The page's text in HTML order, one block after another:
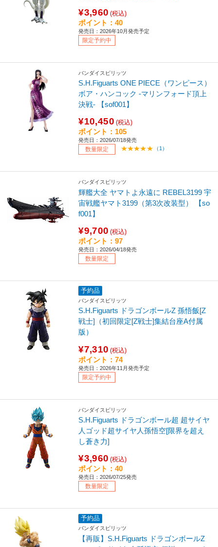
¥3,960 (税込)
ポイント：40
発売日：2026年10月発売予定
限定予約中
バンダイスピリッツ
S.H.Figuarts ONE PIECE（ワンピース）
ボア・ハンコック -マリンフォード頂上
決戦- 【sof001】
¥10,450 (税込)
ポイント：105
発売日：2026/07/18発売
数量限定 （1）
バンダイスピリッツ
輝艦大全 ヤマトよ永遠に REBEL3199 宇
宙戦艦ヤマト3199（第3次改装型） 【so
f001】
¥9,700 (税込)
ポイント：97
発売日：2026/04/18発売
数量限定
予約品
バンダイスピリッツ
S.H.Figuarts ドラゴンボールZ 孫悟飯[Z
戦士]（初回限定[Z戦士]集結台座A付属
版）
¥7,310 (税込)
ポイント：74
発売日：2026年11月発売予定
限定予約中
バンダイスピリッツ
S.H.Figuarts ドラゴンボール超 超サイヤ
人ゴッド超サイヤ人孫悟空[限界を超え
し蒼き力]
¥3,960 (税込)
ポイント：40
発売日：2026/07/25発売
数量限定
予約品
バンダイスピリッツ
【再販】S.H.Figuarts ドラゴンボールZ